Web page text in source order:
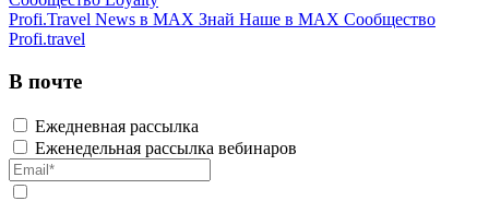
Profi.Travel News в MAX Знай Наше в MAX Сообщество
Profi.travel
В почте
Ежедневная рассылка
Еженедельная рассылка вебинаров